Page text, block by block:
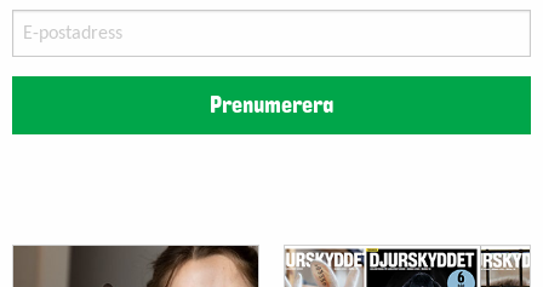
postadress
Prenumerera